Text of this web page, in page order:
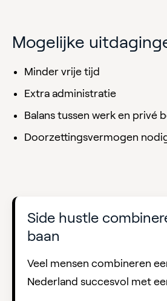
Mogelijke
Minder vrije tijd
Extra administratie
Balans tussen werk en privé
Doorzettingsvermogen
Side hustle
baan
Veel mensen combineren
Nederland succesvol met